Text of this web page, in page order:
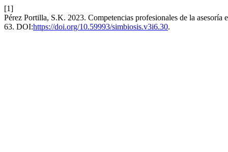
[1]
Pérez Portilla, S.K. 2023. Competencias profesionales de la
63. DOI:https://doi.org/10.59993/simbiosis.v3i6.30.